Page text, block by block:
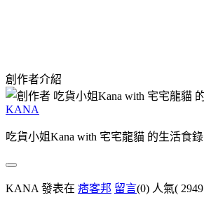
創作者介紹
KANA
吃貨小姐Kana with 宅宅龍貓 的生活食錄
KANA 發表在 痞客邦 留言(0) 人氣( 2949